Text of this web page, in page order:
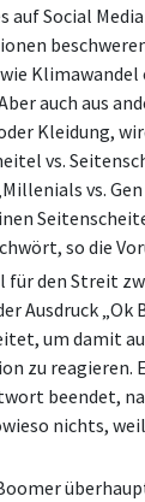
auf Social
Klimawandel
auch aus
Kleidung,
vs.
vs.
so die
für den Streit
Ausdruck „Ok
um damit
zu reagieren.
beendet,
nichts,